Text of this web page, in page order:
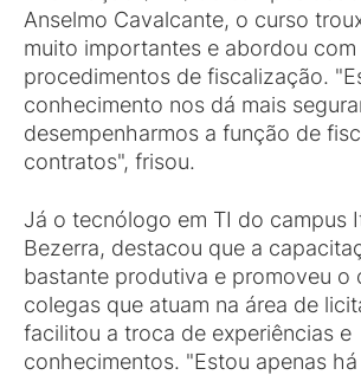
Anselmo Cavalcante, o curso
muito importantes e abordou
procedimentos de fiscalização.
conhecimento nos dá mais
desempenharmos a função de
contratos", frisou.
Já o tecnólogo em TI do campus
Bezerra, destacou que a
bastante produtiva e promoveu o
colegas que atuam na área de
facilitou a troca de experiências e
conhecimentos. "Estou apenas